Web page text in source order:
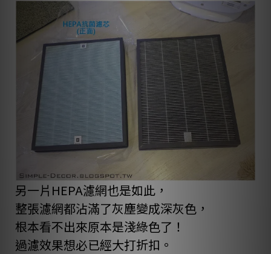
另一片HEPA濾網也是如此，
整張濾網都沾滿了灰塵變成深灰色，
根本看不出來原本是淺綠色了！
過濾效果想必已經大打折扣。